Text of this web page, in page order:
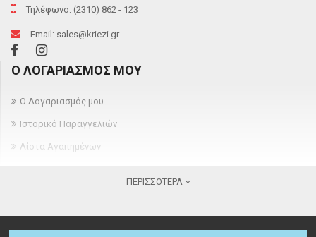
Τηλέφωνο: (2310) 862 - 123
Email: sales@kriezi.gr
Ο ΛΟΓΑΡΙΑΣΜΌΣ ΜΟΥ
Ο Λογαριασμός μου
Ιστορικό Παραγγελιών
Λίστα Αγαπημένων
Σχετικά
ΠΕΡΙΣΣΌΤΕΡΑ